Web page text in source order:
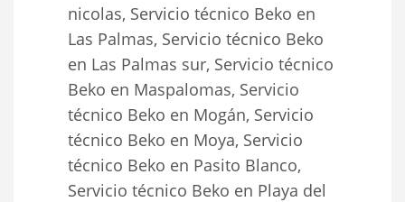
nicolas, Servicio técnico Beko en
Las Palmas, Servicio técnico Beko
en Las Palmas sur, Servicio técnico
Beko en Maspalomas, Servicio
técnico Beko en Mogán, Servicio
técnico Beko en Moya, Servicio
técnico Beko en Pasito Blanco,
Servicio técnico Beko en Playa del